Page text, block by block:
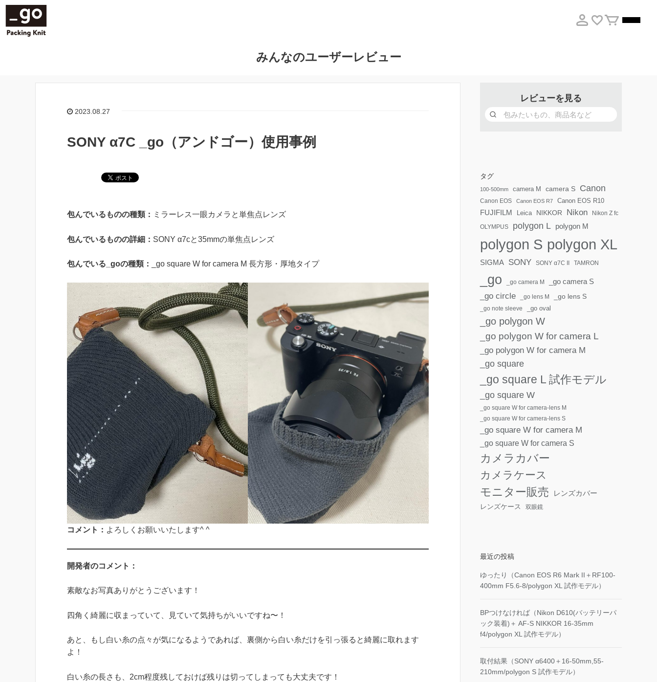
みんなのユーザーレビュー
2023.08.27
SONY α7C _go（アンドゴー）使用事例
包んでいるものの種類： ミラーレス一眼カメラと単焦点レンズ
包んでいるものの詳細： SONY α7cと35mmの単焦点レンズ
包んでいる_goの種類： _go square W for camera M 長方形・厚地タイプ
コメント： よろしくお願いいたします^ ^
開発者のコメント：
素敵なお写真ありがとうございます！
四角く綺麗に収まっていて、見ていて気持ちがいいですね〜！
あと、もし白い糸の点々が気になるようであれば、裏側から白い糸だけを引っ張ると綺麗に取れます
よ！
白い糸の長さも、2cm程度残しておけば残りは切ってしまっても大丈夫です！
レビューを見る
タグ
100-500mm camera M camera S Canon
Canon EOS Canon EOS R7 Canon EOS R10
FUJIFILM Leica NIKKOR Nikon Nikon Z fc
OLYMPUS polygon L polygon M
polygon S polygon XL
SIGMA SONY SONY α7C II TAMRON
_go _go camera M _go camera S
_go circle _go lens M _go lens S
_go note sleeve _go oval
_go polygon W
_go polygon W for camera L
_go polygon W for camera M
_go square
_go square L 試作モデル
_go square W
_go square W for camera-lens M
_go square W for camera-lens S
_go square W for camera M
_go square W for camera S
カメラカバー
カメラケース
モニター販売
レンズカバー
レンズケース
双眼鏡
最近の投稿
ゆったり（Canon EOS R6 Mark II＋RF100-
400mm F5.6-8/polygon XL 試作モデル）
BPつけなければ（Nikon D610(バッテリーパ
ック装着)＋ AF-S NIKKOR 16-35mm
f4/polygon XL 試作モデル）
取付結果（SONY α6400＋16-50mm,55-
210mm/polygon S 試作モデル）